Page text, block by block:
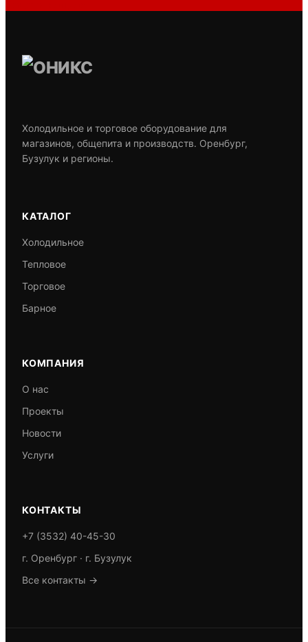
Холодильное и торговое оборудование для
магазинов, общепита и производств. Оренбург,
Бузулук и регионы.
КАТАЛОГ
Холодильное
Тепловое
Торговое
Барное
КОМПАНИЯ
О нас
Проекты
Новости
Услуги
КОНТАКТЫ
+7 (3532) 40-45-30
г. Оренбург · г. Бузулук
Все контакты →